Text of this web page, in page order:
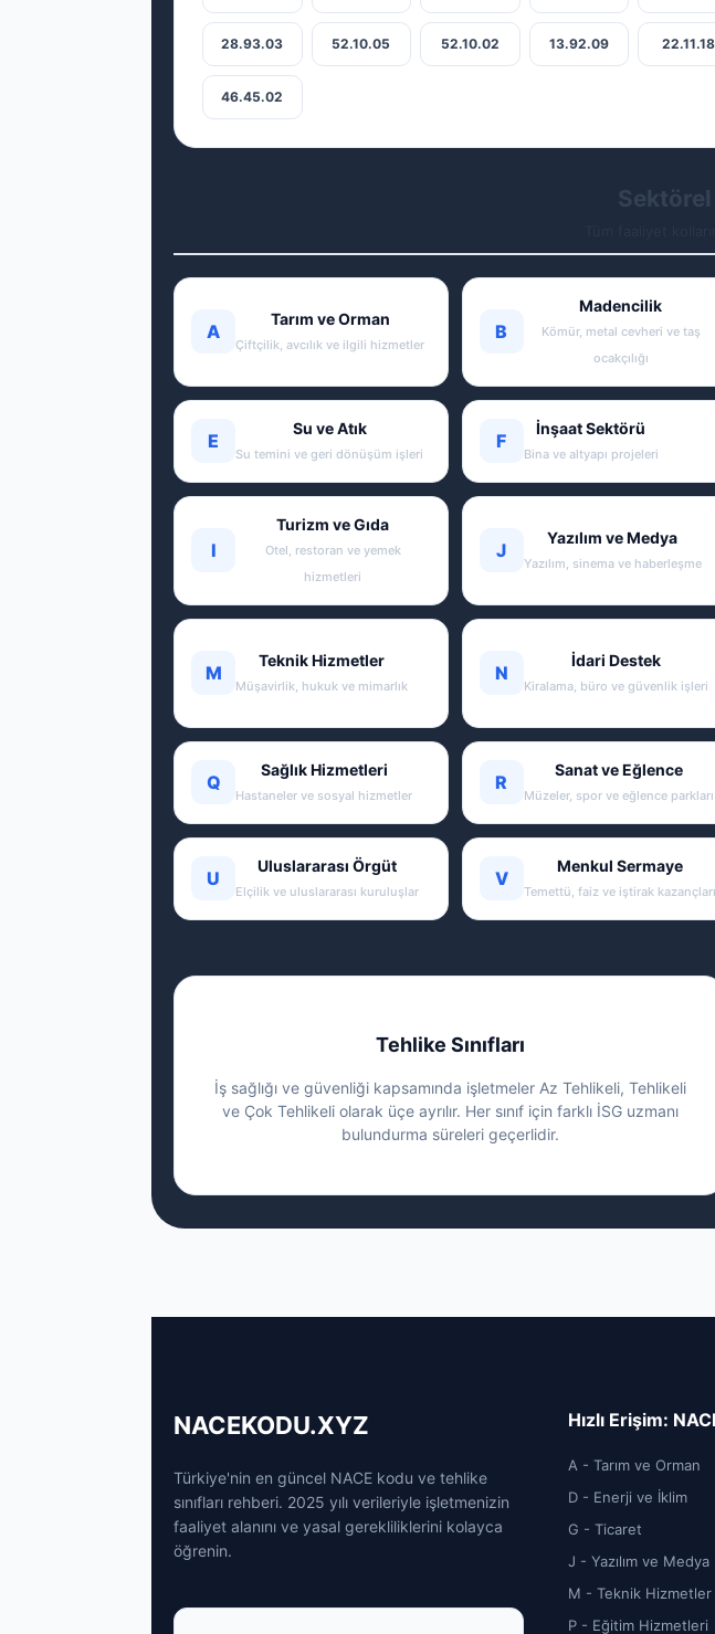
28.93.03 52.10.05 52.10.02 13.92.09 22.11.18
46.45.02
Sektörel
A
Tarım ve Orman
Çiftçilik, avcılık ve ilgili hizmetler
B
Madencilik
Kömür, metal cevheri ve taş
ocakçılığı
E
Su ve Atık
Su temini ve geri dönüşüm işleri
F
İnşaat Sektörü
Bina ve altyapı projeleri
I
Turizm ve Gıda
Otel, restoran ve yemek
hizmetleri
J
Yazılım ve Medya
Yazılım, sinema ve haberleşme
M
Teknik Hizmetler
Müşavirlik, hukuk ve mimarlık
N
İdari Destek
Kiralama, büro ve güvenlik işleri
Q
Sağlık Hizmetleri
Hastaneler ve sosyal hizmetler
R
Sanat ve Eğlence
Müzeler, spor ve eğlence parkları
U
Uluslararası Örgüt
Elçilik ve uluslararası kuruluşlar
V
Menkul Sermaye
Temettü, faiz ve iştirak kazançları
Tehlike Sınıfları
İş sağlığı ve güvenliği kapsamında işletmeler Az Tehlikeli, Tehlikeli
ve Çok Tehlikeli olarak üçe ayrılır. Her sınıf için farklı İSG uzmanı
bulundurma süreleri geçerlidir.
NACEKODU.XYZ
Türkiye'nin en güncel NACE kodu ve tehlike
sınıfları rehberi. 2025 yılı verileriyle işletmenizin
faaliyet alanını ve yasal gerekliliklerini kolayca
öğrenin.
Hızlı Erişim:
A - Tarım ve Orman
D - Enerji ve İklim
G - Ticaret
J - Yazılım ve Medya
M - Teknik Hizmetler
P - Eğitim Hizmetleri